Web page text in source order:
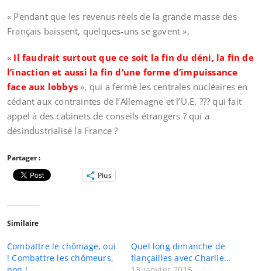
« Pendant que les revenus réels de la grande masse des
Français baissent, quelques-uns se gavent »,
« Il faudrait surtout que ce soit la fin du déni, la fin de
l’inaction et aussi la fin d’une forme d’impuissance
face aux lobbys », qui a fermé les centrales nucléaires en
cédant aux contraintes de l’Allemagne et l’U.E. ??? qui fait
appel à des cabinets de conseils étrangers ? qui a
désindustrialisé la France ?
Partager :
Plus
Similaire
Combattre le chômage, oui
! Combattre les chômeurs,
Quel long dimanche de
fiançailles avec Charlie…